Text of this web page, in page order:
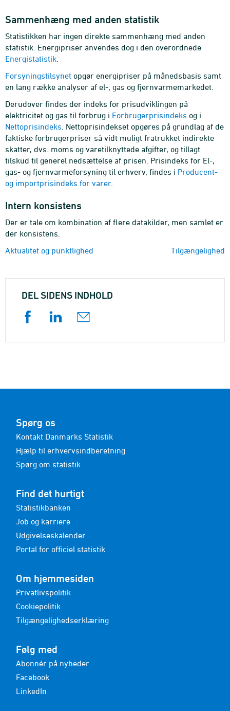
Sammenhæng med anden statistik
Statistikken har ingen direkte sammenhæng med anden
statistik. Energipriser anvendes dog i den overordnede
Energistatistik
Forsyningstilsynet opgør energipriser på månedsbasis samt
en lang række analyser af el-, gas og fjernvarmemarkedet.
Derudover findes der indeks for prisudviklingen på
elektricitet og gas til forbrug i Forbrugerprisindeks og i
Nettoprisindeks . Nettoprisindekset opgøres på grundlag af de
faktiske forbrugerpriser så vidt muligt fratrukket indirekte
skatter, dvs. moms og varetilknyttede afgifter, og tillagt
tilskud til generel nedsættelse af prisen. Prisindeks for El-,
gas- og fjernvarmeforsyning til erhverv, findes i Producent-
og importprisindeks for varer.
Intern konsistens
Der er tale om kombination af flere datakilder, men samlet er
der konsistens.
Aktualitet og punktlighed
Tilgængelighed
DEL SIDENS INDHOLD
Spørg os
Kontakt Danmarks Statistik
Hjælp til erhvervsindberetning
Spørg om statistik
Find det hurtigt
Statistikbanken
Job og karriere
Udgivelseskalender
Portal for officiel statistik
Om hjemmesiden
Privatlivspolitik
Cookiepolitik
Tilgængelighedserklæring
Følg med
Abonnér på nyheder
Facebook
LinkedIn